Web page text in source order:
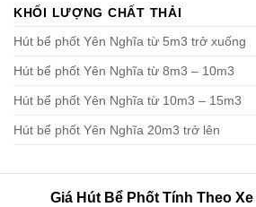
KHỐI LƯỢNG CHẤT THẢI
Hút bể phốt Yên Nghĩa từ 5m3 trở xuống
Hút bể phốt Yên Nghĩa từ 8m3 – 10m3
Hút bể phốt Yên Nghĩa từ 10m3 – 15m3
Hút bể phốt Yên Nghĩa 20m3 trở lên
Giá Hút Bể Phốt Tính Theo